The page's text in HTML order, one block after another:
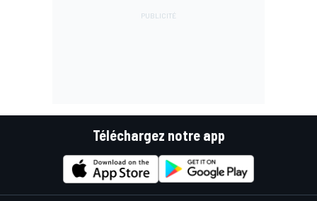
Téléchargez notre app